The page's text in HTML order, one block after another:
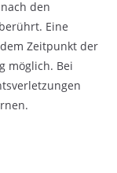
den
Eine
Zeitpunkt der
möglich. Bei